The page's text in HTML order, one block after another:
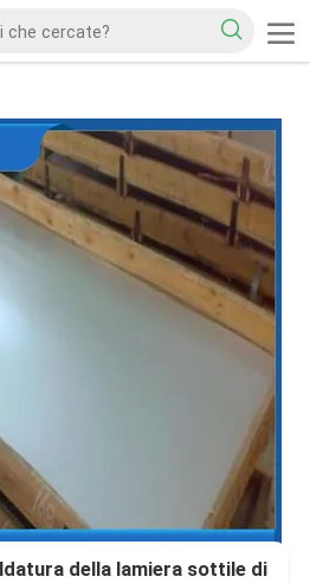
della lamiera sottile di